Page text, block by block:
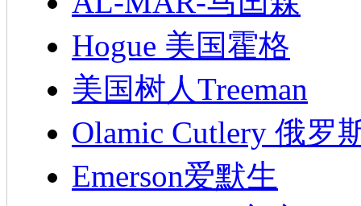
Hogue 美国霍格
美国树人Treeman
Olamic Cutlery 俄罗
Emerson爱默生